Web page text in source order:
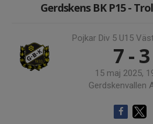
Gerdskens BK P15 -
Pojkar Div 5 U15
7 - 3
15 maj 2025,
Gerdskenvallen